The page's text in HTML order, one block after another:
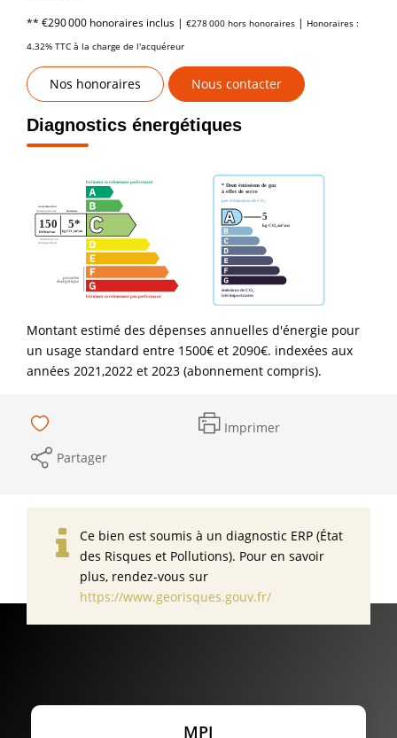
** €290 000 honoraires inclus | €278 000 hors honoraires | Honoraires :
4.32% TTC à la charge de l'acquéreur
Nos honoraires Nous contacter
Diagnostics énergétiques
Montant estimé des dépenses annuelles d'énergie pour
un usage standard entre 1500€ et 2090€. indexées aux
années 2021,2022 et 2023 (abonnement compris).
Imprimer
Partager
Ce bien est soumis à un diagnostic ERP (État
des Risques et Pollutions). Pour en savoir
plus, rendez-vous sur
https://www.georisques.gouv.fr/
MPI